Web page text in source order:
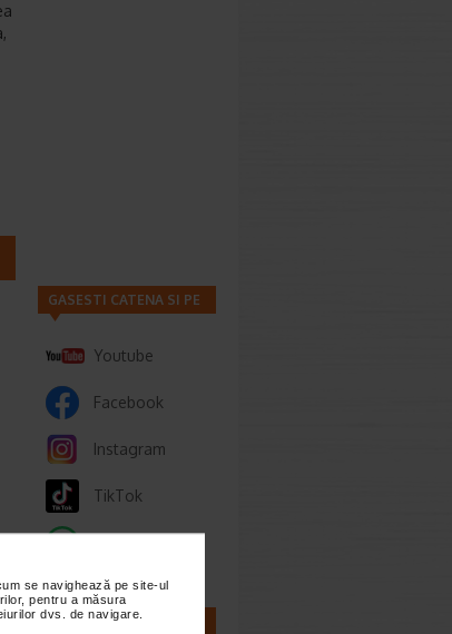
se navighează pe site-ul
pentru a măsura
dvs. de navigare.
GASESTI CATENA SI PE
Youtube
Facebook
Instagram
TikTok
CALCULATOARE